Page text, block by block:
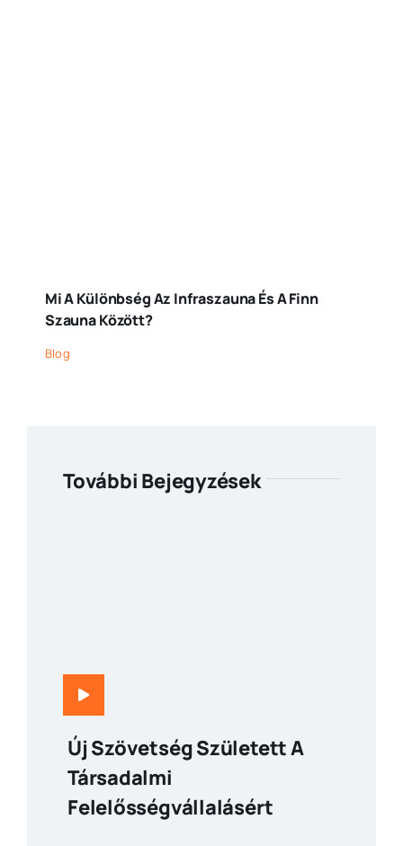
Mi A Különbség Az Infraszauna És A Finn
Szauna Között?
Blog
További Bejegyzések
Új Szövetség Született A
Társadalmi
Felelősségvállalásért